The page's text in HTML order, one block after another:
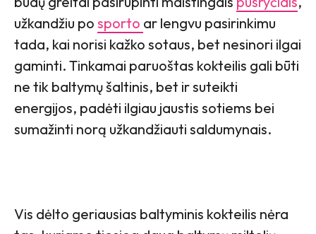
užkandžiu po sporto ar lengvu pasirinkimu
tada, kai norisi kažko sotaus, bet nesinori ilgai
gaminti. Tinkamai paruoštas kokteilis gali būti
ne tik baltymų šaltinis, bet ir suteikti
energijos, padėti ilgiau jaustis sotiems bei
sumažinti norą užkandžiauti saldumynais.
Vis dėlto geriausias baltyminis kokteilis nėra